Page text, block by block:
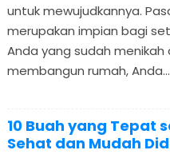
untuk mewujudkannya.
merupakan impian bagi
Anda yang sudah
membangun rumah, Anda...
10 Buah yang Tepat
Sehat dan Mudah